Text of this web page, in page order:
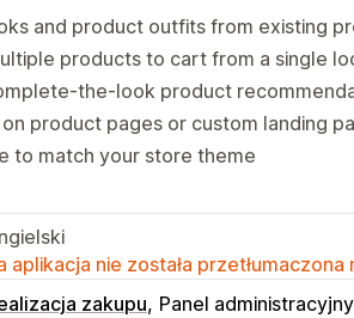
and product outfits from existing
products to cart from a single
the-look product
product pages or custom landing
to match your store theme
aplikacja nie została przetłumaczona
zakupu Panel